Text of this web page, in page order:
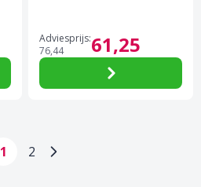
61,25
Adviesprijs:
76,44
Pagina
1 Pagina
2